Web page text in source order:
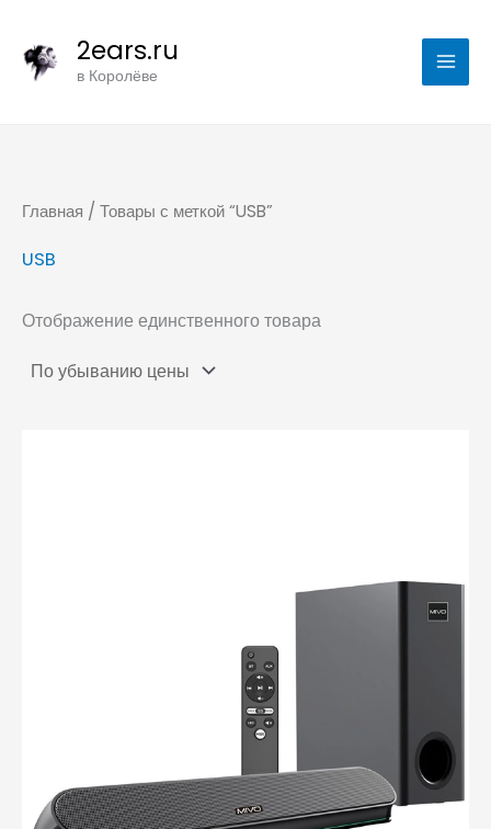
содержимому
2ears.ru
в Королёве
Главная / Товары с меткой “USB”
USB
Отображение единственного товара